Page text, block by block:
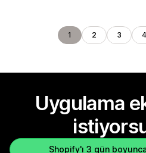
1 2 3 4
Uygulama
Shopify'ı 3 gün